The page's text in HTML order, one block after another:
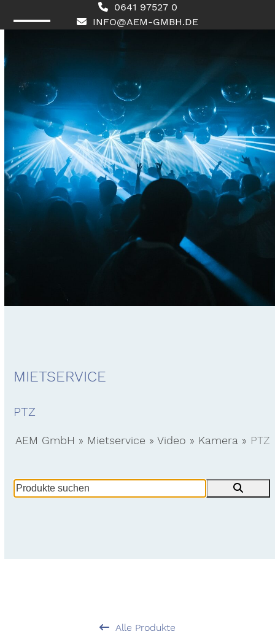
0641 97527 0
INFO@AEM-GMBH.DE
menu
menu
MIETSERVICE
PTZ
AEM GmbH » Mietservice »Video » Kamera » PTZ
Produkte
suchen
Alle Produkte